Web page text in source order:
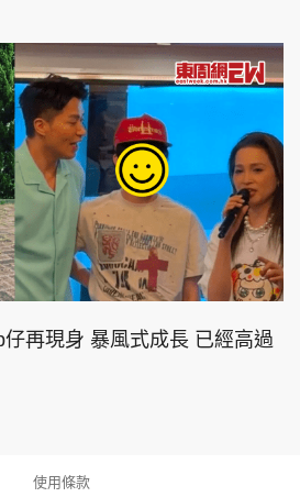
身 暴風式成長 已經高過
使用條款